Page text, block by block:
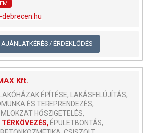
AJÁNLATKÉRÉS / ÉRDEKLŐDÉS
Kft.
ÉPÍTÉSE, LAKÁSFELÚJÍTÁS,
ÉS TEREPRENDEZÉS,
HŐSZIGETELÉS,
TÉRKÖVEZÉS, ÉPÜLETBONTÁS,